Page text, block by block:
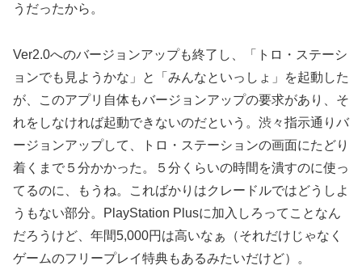
うだったから。
Ver2.0へのバージョンアップも終了し、「トロ・ステーシ
ョンでも見ようかな」と「みんなといっしょ」を起動した
が、このアプリ自体もバージョンアップの要求があり、そ
れをしなければ起動できないのだという。渋々指示通りバ
ージョンアップして、トロ・ステーションの画面にたどり
着くまで５分かかった。５分くらいの時間を潰すのに使っ
てるのに、もうね。こればかりはクレードルではどうしよ
うもない部分。PlayStation Plusに加入しろってことなん
だろうけど、年間5,000円は高いなぁ（それだけじゃなく
ゲームのフリープレイ特典もあるみたいだけど）。